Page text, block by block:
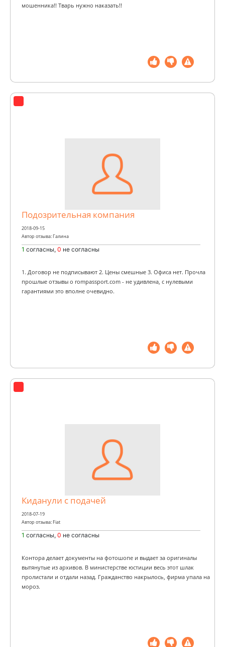
мошенника!! Тварь нужно наказать!!
Подозрительная компания
2018-09-15
Автор отзыва: Галина
1 согласны, 0 не согласны
1. Договор не подписывают 2. Цены смешные 3. Офиса нет. Прочла
прошлые отзывы о rompassport.com - не удивлена, с нулевыми
гарантиями это вполне очевидно.
Киданули с подачей
2018-07-19
Автор отзыва: Fiat
1 согласны, 0 не согласны
Контора делает документы на фотошопе и выдает за оригиналы
вытянутые из архивов. В министерстве юстиции весь этот шлак
пролистали и отдали назад. Гражданство накрылось, фирма упала на
мороз.